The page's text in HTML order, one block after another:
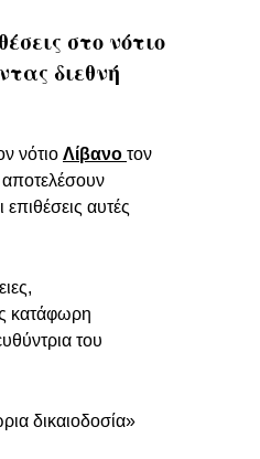
στο νότιο
διεθνή
νότιο Λίβανο τον
αυτές
κατάφωρη
του
δικαιοδοσία»